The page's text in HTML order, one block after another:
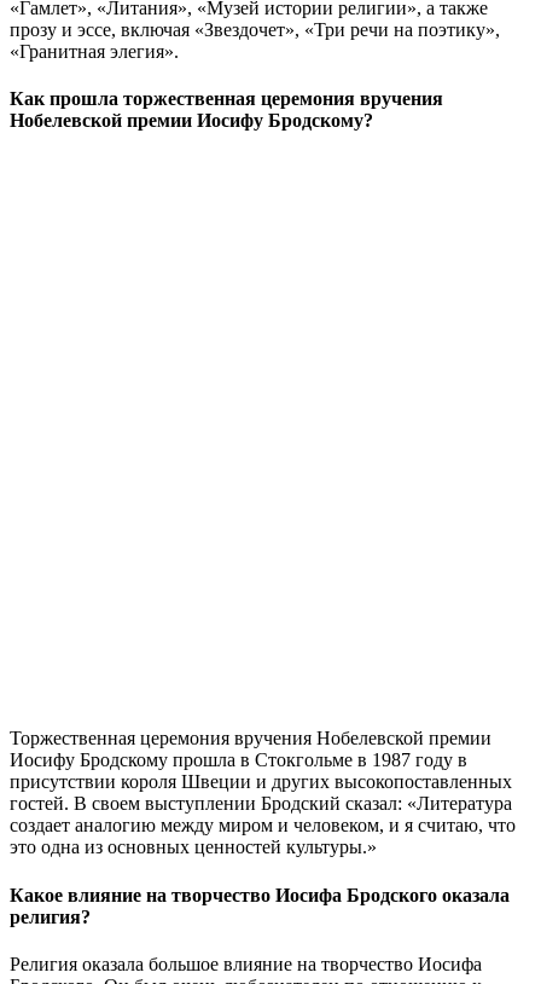
«Гамлет», «Литания», «Музей истории религии», а также
прозу и эссе, включая «Звездочет», «Три речи на поэтику»,
«Гранитная элегия».
Как прошла торжественная церемония вручения
Нобелевской премии Иосифу Бродскому?
Торжественная церемония вручения Нобелевской премии
Иосифу Бродскому прошла в Стокгольме в 1987 году в
присутствии короля Швеции и других высокопоставленных
гостей. В своем выступлении Бродский сказал: «Литература
создает аналогию между миром и человеком, и я считаю, что
это одна из основных ценностей культуры.»
Какое влияние на творчество Иосифа Бродского оказала
религия?
Религия оказала большое влияние на творчество Иосифа